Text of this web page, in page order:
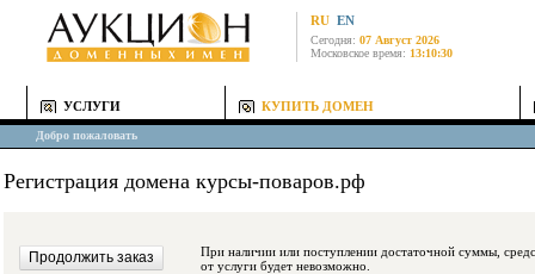
RU EN
Сегодня: 07 Август 2026
Московское время: 13:10:30
УСЛУГИ КУПИТЬ ДОМЕН
Добро пожаловать
Регистрация домена курсы-поваров.рф
При наличии или поступлении достаточной суммы, средства будут
от услуги будет невозможно.